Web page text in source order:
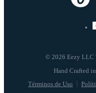
© 2026 Eezy LLC
Términos de Uso